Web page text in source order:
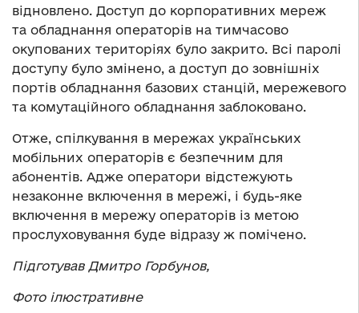
відновлено. Доступ до корпоративних мереж
та обладнання операторів на тимчасово
окупованих територіях було закрито. Всі паролі
доступу було змінено, а доступ до зовнішніх
портів обладнання базових станцій, мережевого
та комутаційного обладнання заблоковано.
Отже, спілкування в мережах українських
мобільних операторів є безпечним для
абонентів. Адже оператори відстежують
незаконне включення в мережі, і будь-яке
включення в мережу операторів із метою
прослуховування буде відразу ж помічено.
Підготував Дмитро Горбунов,
Фото ілюстративне